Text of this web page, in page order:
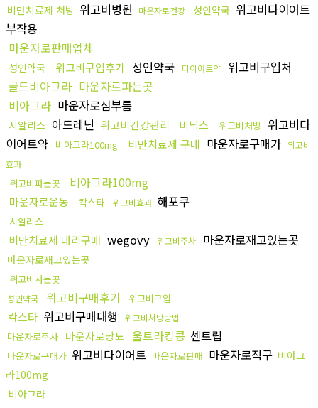
비만치료제 처방 위고비병원 마운자로건강 성인약국 위고비다이어트
부작용
마운자로판매업체
성인약국 위고비구입후기 성인약국 다이어트약
위고비구입처
골드비아그라 마운자로파는곳
비아그라 마운자로심부름
시알리스 아드레닌 위고비건강관리 비닉스 위고비처방 위고비다
이어트약 비아그라100mg 비만치료제 구매 마운자로구매가 위고비
효과
위고비파는곳 비아그라100mg
마운자로운동 칵스타 위고비효과 해포쿠
시알리스
비만치료제 대리구매 wegovy 위고비주사 마운자로재고있는곳
마운자로재고있는곳
위고비사는곳
성인약국 위고비구매후기 위고비구입
칵스타 위고비구매대행 위고비처방방법
마운자로주사 마운자로당뇨 울트라킹콩 센트립
마운자로구매가 위고비다이어트 마운자로판매 마운자로직구 비아그
라100mg
비아그라